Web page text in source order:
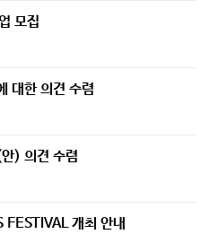
모집
대한 의견 수렴
) 의견 수렴
개최 안내